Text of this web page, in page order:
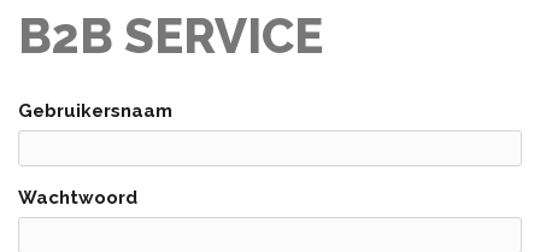
B2B SERVICE
Gebruikersnaam
Wachtwoord